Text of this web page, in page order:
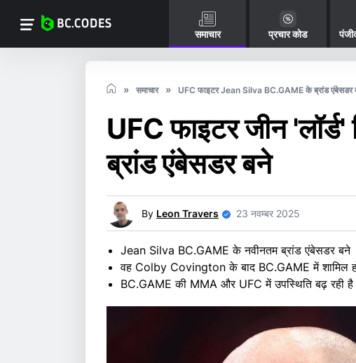
समाचार प्रचार कोड
समाचार UFC फाइटर Jean Silva BC.GAME के ब्रांड एंबेसडर
UFC फाइटर जीन
ब्रांड एंबेसडर बने
By Leon Travers 23 नवम्बर 2025
Jean Silva BC.GAME के नवीनतम ब्रांड एंबेसडर बने
वह Colby Covington के बाद BC.GAME में शामिल
BC.GAME की MMA और UFC में उपस्थिति बढ़ रही है